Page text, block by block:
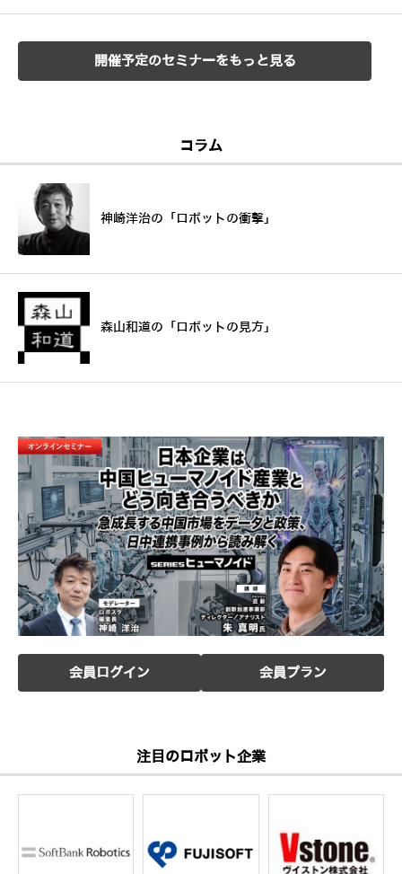
開催予定のセミナーをもっと見る
コラム
神崎洋治の「ロボットの衝撃」
森山和道の「ロボットの見方」
会員ログイン 会員プラン
注目のロボット企業